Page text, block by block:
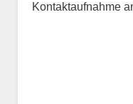
Kontaktaufnahme